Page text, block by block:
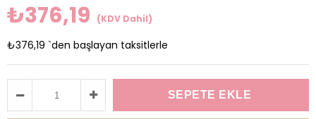
₺376,19 (KDV Dahil)
₺376,19 `den başlayan taksitlerle